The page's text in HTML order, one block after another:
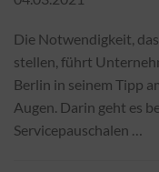
Die Notwendigkeit,
stellen, führt
Berlin in seinem Tipp
Augen. Darin geht es
Servicepauschalen …